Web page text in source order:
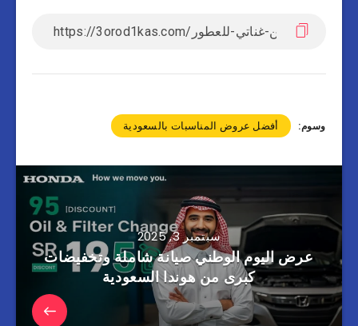
وسوم: أفضل عروض المناسبات بالسعودية
سبتمبر 3, 2025
عرض اليوم الوطني صيانة شاملة وتخفيضات
كبرى من هوندا السعودية